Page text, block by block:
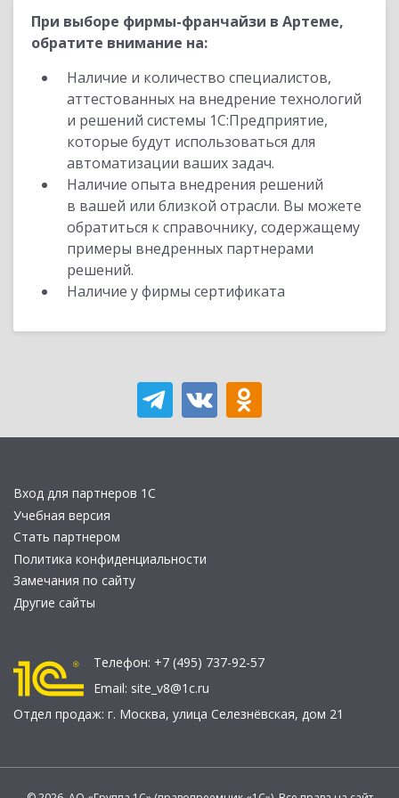
При выборе фирмы-франчайзи в Артеме,
обратите внимание на:
Наличие и количество специалистов,
аттестованных на внедрение технологий
и решений системы 1С:Предприятие,
которые будут использоваться для
автоматизации ваших задач.
Наличие опыта внедрения решений
в вашей или близкой отрасли. Вы можете
обратиться к справочнику, содержащему
примеры внедренных партнерами
решений.
Наличие у фирмы сертификата
Вход для партнеров 1С
Учебная версия
Стать партнером
Политика конфиденциальности
Замечания по сайту
Другие сайты
Телефон: +7 (495) 737-92-57
Email: site_v8@1c.ru
Отдел продаж: г. Москва, улица Селезнёвская, дом 21